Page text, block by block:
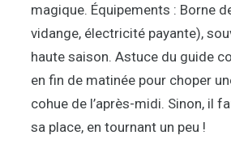
magique. Équipements : Borne
vidange, électricité payante),
haute saison. Astuce du guide
en fin de matinée pour choper
cohue de l’après-midi. Sinon, il
sa place, en tournant un peu !